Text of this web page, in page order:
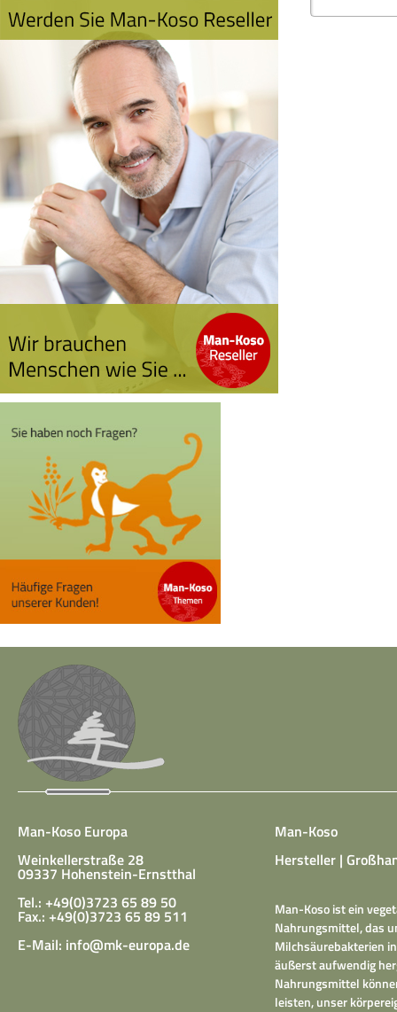
Man-Koso Europa
Weinkellerstraße 28
09337 Hohenstein-Ernstthal
Tel.: +49(0)3723 65 89 50
Fax.: +49(0)3723 65 89 511
E-Mail: info@mk-europa.de
Man-Koso
Hersteller |
Man-Koso ist ein
Nahrungsmittel, das
Milchsäurebakterien
äußerst aufwendig
Nahrungsmittel
leisten, unser